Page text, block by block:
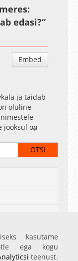
edasi?“
Embed
ja täidab
oluline
jooksul on
projekti
veab eest
Too Big
kaitsmise
Lisaks
kasutame
ega kogu
teenust.